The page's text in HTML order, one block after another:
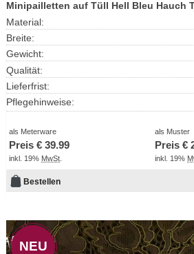
Minipailletten auf Tüll Hell Bleu Hauch
Material:
Breite:
Gewicht:
Qualität:
Lieferfrist:
Pflegehinweise:
als Meterware
Preis € 39.99
inkl. 19% MwSt.
als Muster
Preis €
inkl. 19%
Bestellen
NEU